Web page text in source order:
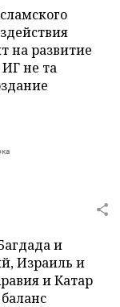
на развитие
не та
и
Израиль и
и Катар